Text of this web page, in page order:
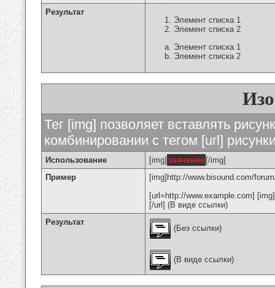
Результат
Элемент списка 1
Элемент списка 2
Элемент списка 1
Элемент списка 2
Тег [img] позволяет вставлять
комбинировании с тегом [url]
Использование [img] значение [/img]
Пример
[img]http://www.bisound.com/
[url=http://www.example.com]
[/url] (В виде ссылки)
Результат
(Без ссылки)
(В виде ссылки)